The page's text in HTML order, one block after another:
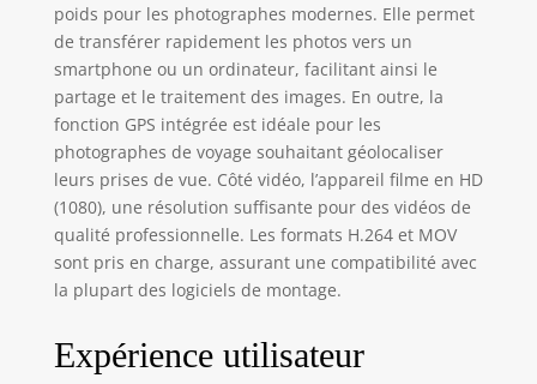
poids pour les photographes modernes. Elle permet
de transférer rapidement les photos vers un
smartphone ou un ordinateur, facilitant ainsi le
partage et le traitement des images. En outre, la
fonction GPS intégrée est idéale pour les
photographes de voyage souhaitant géolocaliser
leurs prises de vue. Côté vidéo, l’appareil filme en HD
(1080), une résolution suffisante pour des vidéos de
qualité professionnelle. Les formats H.264 et MOV
sont pris en charge, assurant une compatibilité avec
la plupart des logiciels de montage.
Expérience utilisateur